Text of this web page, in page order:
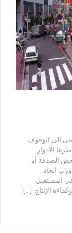
إلى الوقوف
الأدوار
الصدفة أو
الجاد
المستقبل
الإنتاج. […]